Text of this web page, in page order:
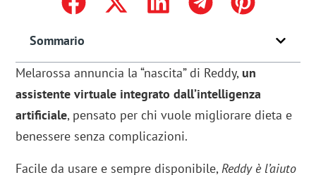
Sommario
Melarossa annuncia la “nascita” di Reddy, un
assistente virtuale integrato dall’intelligenza
artificiale, pensato per chi vuole migliorare dieta e
benessere senza complicazioni.
Facile da usare e sempre disponibile,Reddy è l’aiuto